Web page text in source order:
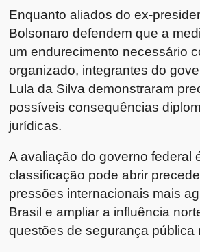
Enquanto aliados do ex-
Bolsonaro defendem que a
um endurecimento necessário
organizado, integrantes do
Lula da Silva demonstraram
possíveis consequências
jurídicas.
A avaliação do governo federal
classificação pode abrir
pressões internacionais mais
Brasil e ampliar a influência
questões de segurança pública